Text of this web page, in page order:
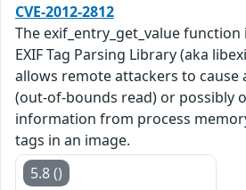
CVE-2012-2812
The exif_entry_get_value
EXIF Tag Parsing Library (aka
allows remote attackers to cause
(out-of-bounds read) or possibly
information from process
tags in an image.
5.8 ()